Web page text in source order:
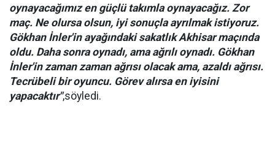
oynayacağımız en güçlü takımla oynayacağız. Zor
maç. Ne olursa olsun, iyi sonuçla ayrılmak istiyoruz.
Gökhan İnler'in ayağındaki sakatlık Akhisar maçında
oldu. Daha sonra oynadı, ama ağrılı oynadı. Gökhan
İnler'in zaman zaman ağrısı olacak ama, azaldı ağrısı.
Tecrübeli bir oyuncu. Görev alırsa en iyisini
yapacaktır",söyledi.